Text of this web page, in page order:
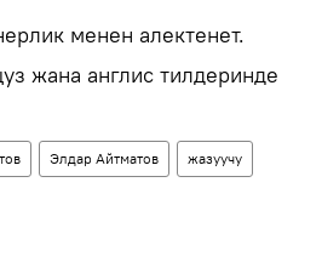
менен алектенет.
жана англис тилдеринде
Элдар Айтматов жазуучу